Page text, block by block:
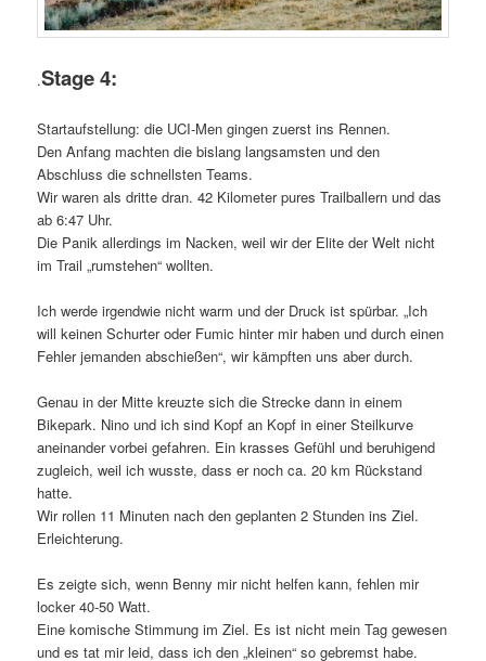
.Stage 4:
Startaufstellung: die UCI-Men gingen zuerst ins Rennen.
Den Anfang machten die bislang langsamsten und den
Abschluss die schnellsten Teams.
Wir waren als dritte dran. 42 Kilometer pures Trailballern und das
ab 6:47 Uhr.
Die Panik allerdings im Nacken, weil wir der Elite der Welt nicht
im Trail „rumstehen“ wollten.
Ich werde irgendwie nicht warm und der Druck ist spürbar. „Ich
will keinen Schurter oder Fumic hinter mir haben und durch einen
Fehler jemanden abschießen“, wir kämpften uns aber durch.
Genau in der Mitte kreuzte sich die Strecke dann in einem
Bikepark. Nino und ich sind Kopf an Kopf in einer Steilkurve
aneinander vorbei gefahren. Ein krasses Gefühl und beruhigend
zugleich, weil ich wusste, dass er noch ca. 20 km Rückstand
hatte.
Wir rollen 11 Minuten nach den geplanten 2 Stunden ins Ziel.
Erleichterung.
Es zeigte sich, wenn Benny mir nicht helfen kann, fehlen mir
locker 40-50 Watt.
Eine komische Stimmung im Ziel. Es ist nicht mein Tag gewesen
und es tat mir leid, dass ich den „kleinen“ so gebremst habe.